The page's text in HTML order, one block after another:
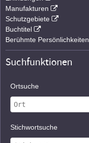
Manufakturen
Schutzgebiete
Buchtitel
Berühmte Persönlichkeiten
Suchfunktionen
Ortsuche
Stichwortsuche